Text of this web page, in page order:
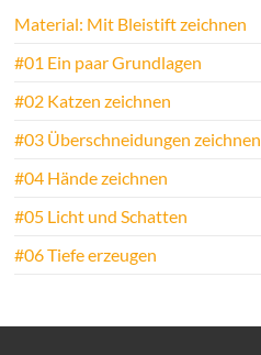
Material: Mit Bleistift zeichnen
#01 Ein paar Grundlagen
#02 Katzen zeichnen
#03 Überschneidungen zeichnen
#04 Hände zeichnen
#05 Licht und Schatten
#06 Tiefe erzeugen